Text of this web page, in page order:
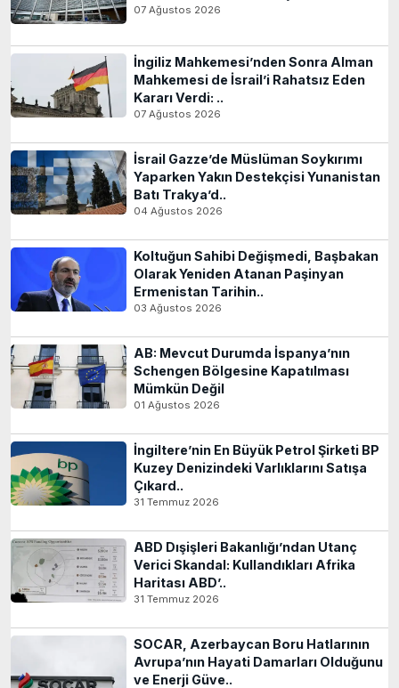
07 Ağustos 2026
İngiliz Mahkemesi’nden Sonra Alman
Mahkemesi de İsrail’i Rahatsız Eden
Kararı Verdi: ..
07 Ağustos 2026
İsrail Gazze’de Müslüman Soykırımı
Yaparken Yakın Destekçisi Yunanistan
Batı Trakya’d..
04 Ağustos 2026
Koltuğun Sahibi Değişmedi, Başbakan
Olarak Yeniden Atanan Paşinyan
Ermenistan Tarihin..
03 Ağustos 2026
AB: Mevcut Durumda İspanya’nın
Schengen Bölgesine Kapatılması
Mümkün Değil
01 Ağustos 2026
İngiltere’nin En Büyük Petrol Şirketi BP
Kuzey Denizindeki Varlıklarını Satışa
Çıkard..
31 Temmuz 2026
ABD Dışişleri Bakanlığı’ndan Utanç
Verici Skandal: Kullandıkları Afrika
Haritası ABD’..
31 Temmuz 2026
SOCAR, Azerbaycan Boru Hatlarının
Avrupa’nın Hayati Damarları Olduğunu
ve Enerji Güve..